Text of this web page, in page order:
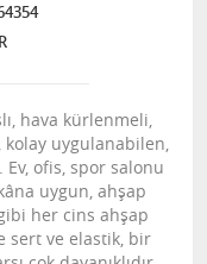
hava kürlenmeli,
kolay uygulanabilen,
ofis, spor salonu
uygun, ahşap
her cins ahşap
sert ve elastik, bir